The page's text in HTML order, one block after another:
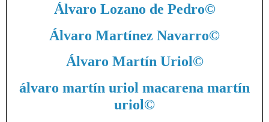
Álvaro Lozano de Pedro©
Álvaro Martínez Navarro©
Álvaro Martín Uriol©
álvaro martín uriol macarena martín
uriol©